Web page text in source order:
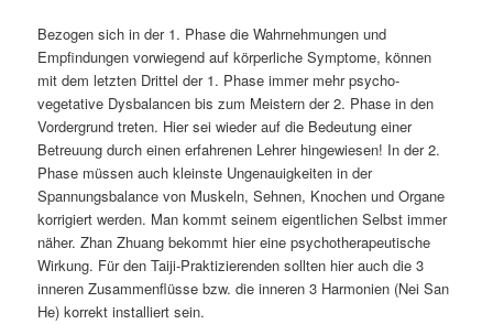
Bezogen sich in der 1. Phase die Wahrnehmungen und
Empfindungen vorwiegend auf körperliche Symptome, können
mit dem letzten Drittel der 1. Phase immer mehr psycho-
vegetative Dysbalancen bis zum Meistern der 2. Phase in den
Vordergrund treten. Hier sei wieder auf die Bedeutung einer
Betreuung durch einen erfahrenen Lehrer hingewiesen! In der 2.
Phase müssen auch kleinste Ungenauigkeiten in der
Spannungsbalance von Muskeln, Sehnen, Knochen und Organe
korrigiert werden. Man kommt seinem eigentlichen Selbst immer
näher. Zhan Zhuang bekommt hier eine psychotherapeutische
Wirkung. Für den Taiji-Praktizierenden sollten hier auch die 3
inneren Zusammenflüsse bzw. die inneren 3 Harmonien (Nei San
He) korrekt installiert sein.